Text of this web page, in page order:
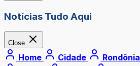
Notícias Tudo Aqui
Close
Home Cidade Rondônia